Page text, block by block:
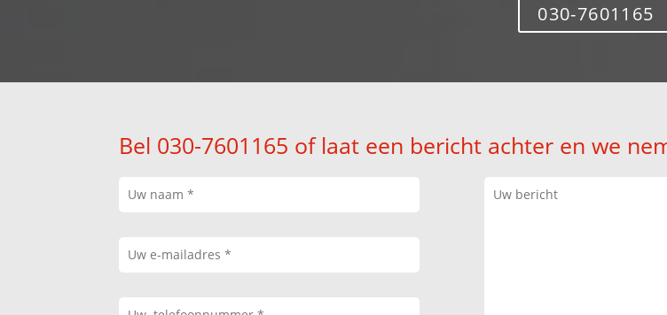
030-7601165
Bel 030-7601165 of laat een bericht achter en we